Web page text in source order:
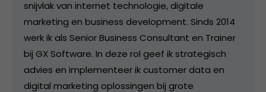
snijvlak van internet technologie, digitale
marketing en business development. Sinds 2014
werk ik als Senior Business Consultant en Trainer
bij GX Software. In deze rol geef ik strategisch
advies en implementeer ik customer data en
digital marketing oplossingen bij grote